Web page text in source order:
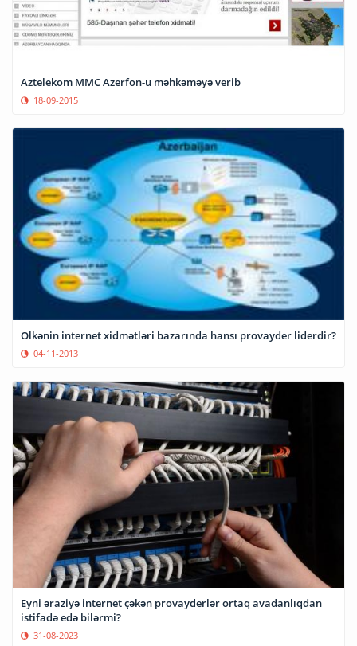
Aztelekom MMC Azerfon-u məhkəməyə verib
18-09-2015
Ölkənin internet xidmətləri bazarında hansı provayder liderdir?
04-11-2013
Eyni əraziyə internet çəkən provayderlər ortaq avadanlıqdan
istifadə edə bilərmi?
31-08-2023